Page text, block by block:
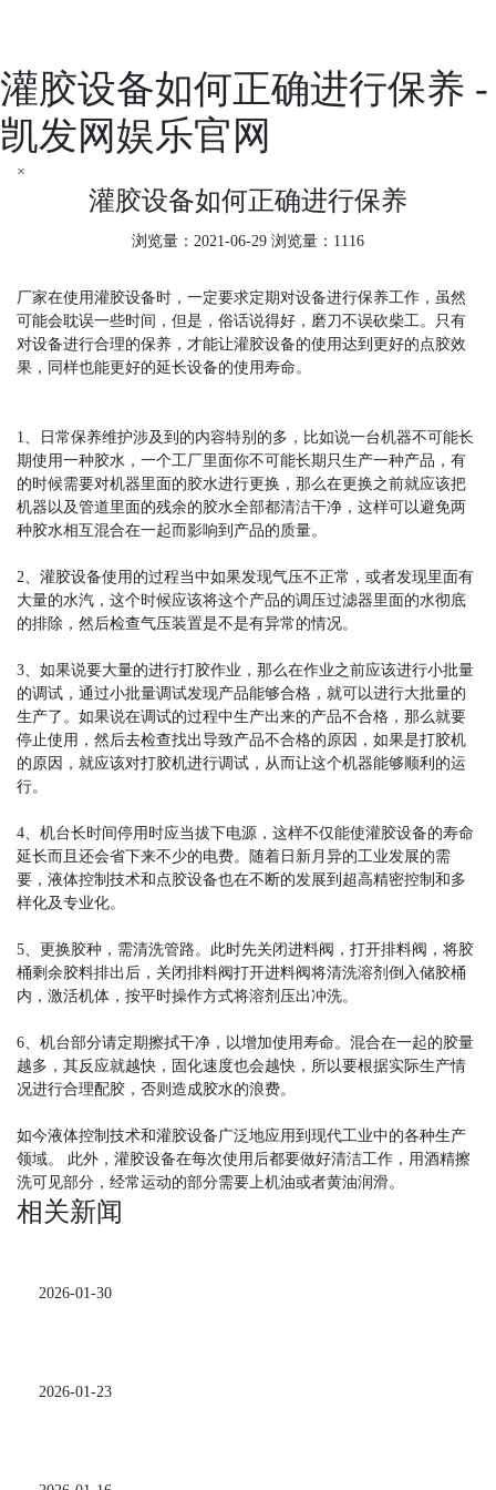
灌胶设备如何正确进行保养 -
凯发网娱乐官网
×
灌胶设备如何正确进行保养
浏览量：2021-06-29 浏览量：1116
厂家在使用灌胶设备时，一定要求定期对设备进行保养工作，虽然
可能会耽误一些时间，但是，俗话说得好，磨刀不误砍柴工。只有
对设备进行合理的保养，才能让灌胶设备的使用达到更好的点胶效
果，同样也能更好的延长设备的使用寿命。
1、日常保养维护涉及到的内容特别的多，比如说一台机器不可能长
期使用一种胶水，一个工厂里面你不可能长期只生产一种产品，有
的时候需要对机器里面的胶水进行更换，那么在更换之前就应该把
机器以及管道里面的残余的胶水全部都清洁干净，这样可以避免两
种胶水相互混合在一起而影响到产品的质量。
2、灌胶设备使用的过程当中如果发现气压不正常，或者发现里面有
大量的水汽，这个时候应该将这个产品的调压过滤器里面的水彻底
的排除，然后检查气压装置是不是有异常的情况。
3、如果说要大量的进行打胶作业，那么在作业之前应该进行小批量
的调试，通过小批量调试发现产品能够合格，就可以进行大批量的
生产了。如果说在调试的过程中生产出来的产品不合格，那么就要
停止使用，然后去检查找出导致产品不合格的原因，如果是打胶机
的原因，就应该对打胶机进行调试，从而让这个机器能够顺利的运
行。
4、机台长时间停用时应当拔下电源，这样不仅能使灌胶设备的寿命
延长而且还会省下来不少的电费。随着日新月异的工业发展的需
要，液体控制技术和点胶设备也在不断的发展到超高精密控制和多
样化及专业化。
5、更换胶种，需清洗管路。此时先关闭进料阀，打开排料阀，将胶
桶剩余胶料排出后，关闭排料阀打开进料阀将清洗溶剂倒入储胶桶
内，激活机体，按平时操作方式将溶剂压出冲洗。
6、机台部分请定期擦拭干净，以增加使用寿命。混合在一起的胶量
越多，其反应就越快，固化速度也会越快，所以要根据实际生产情
况进行合理配胶，否则造成胶水的浪费。
如今液体控制技术和灌胶设备广泛地应用到现代工业中的各种生产
领域。 此外，灌胶设备在每次使用后都要做好清洁工作，用酒精擦
洗可见部分，经常运动的部分需要上机油或者黄油润滑。
相关新闻
2026-01-30
2026-01-23